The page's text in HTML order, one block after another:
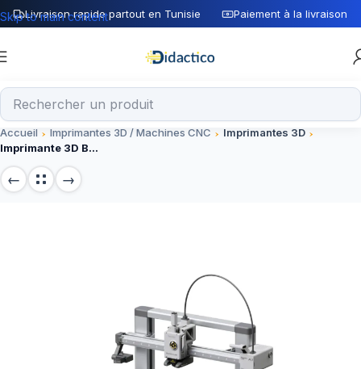
Livraison rapide partout en Tunisie Paiement à la livraison
Skip to main content
Accueil Imprimantes 3D / Machines CNC
Imprimantes 3D
Imprimante 3D Bambu Lab A1 Combo – Haute Précision pour Makers